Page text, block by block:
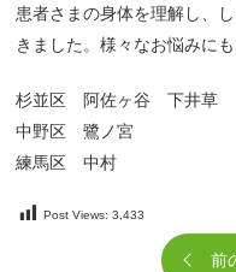
患者さまの身体を理解し、
きました。様々なお悩みに
杉並区 阿佐ヶ谷 下井草
中野区 鷺ノ宮
練馬区 中村
Post Views: 3,433
前